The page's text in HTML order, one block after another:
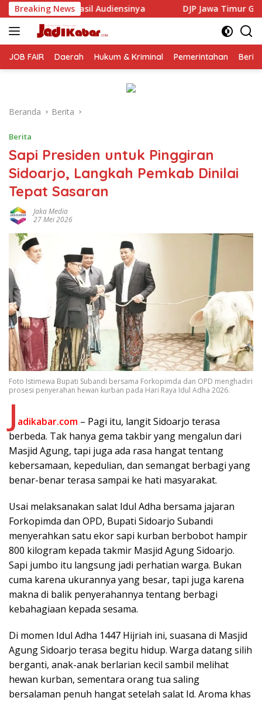
Langsung
ke
konten
Breaking NewsDJP Jawa Timur Gandeng GP Ansor
JOB FAIR Daerah Hukum & Kriminal Pemerintahan
Beranda Berita
Berita
Sapi Presiden untuk Pinggiran
Sidoarjo, Langkah Pemkab Dinilai
Tepat Sasaran
Jaka Media
27 Mei 2026
Foto Istimewa Bupati Subandi bersama Forkopimda dan OPD menghadiri
prosesi penyerahan hewan kurban pada Hari Raya Idul Adha 2026.
J adikabar.com – Pagi itu, langit Sidoarjo terasa
berbeda. Tak hanya gema takbir yang mengalun dari
Masjid Agung, tapi juga ada rasa hangat tentang
kebersamaan, kepedulian, dan semangat berbagi yang
benar-benar terasa sampai ke hati masyarakat.
Usai melaksanakan salat Idul Adha bersama jajaran
Forkopimda dan OPD, Bupati Sidoarjo Subandi
menyerahkan satu ekor sapi kurban berbobot hampir
800 kilogram kepada takmir Masjid Agung Sidoarjo.
Sapi jumbo itu langsung jadi perhatian warga. Bukan
cuma karena ukurannya yang besar, tapi juga karena
makna di balik penyerahannya tentang berbagi
kebahagiaan kepada sesama.
Di momen Idul Adha 1447 Hijriah ini, suasana di Masjid
Agung Sidoarjo terasa begitu hidup. Warga datang silih
berganti, anak-anak berlarian kecil sambil melihat
hewan kurban, sementara orang tua saling
bersalaman penuh hangat setelah salat Id. Aroma khas